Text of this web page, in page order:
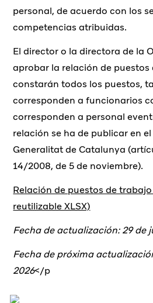
personal, de acuerdo con los
competencias atribuidas.
El director o la directora de la
aprobar la relación de
constarán todos los puestos,
corresponden a funcionarios
corresponden a personal
relación se ha de publicar en
Generalitat de Catalunya
14/2008, de 5 de noviembre).
Relación de puestos de
reutilizable XLSX)
Fecha de actualización: 29 de
Fecha de próxima
2026</p